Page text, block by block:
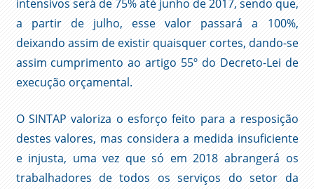
intensivos será de 75% até junho de 2017, sendo que,
a partir de julho, esse valor passará a 100%,
deixando assim de existir quaisquer cortes, dando-se
assim cumprimento ao artigo 55º do Decreto-Lei de
execução orçamental.
O SINTAP valoriza o esforço feito para a resposição
destes valores, mas considera a medida insuficiente
e injusta, uma vez que só em 2018 abrangerá os
trabalhadores de todos os serviços do setor da